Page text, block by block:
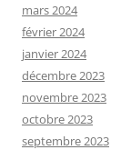
mars 2024
février 2024
janvier 2024
décembre 2023
novembre 2023
octobre 2023
septembre 2023